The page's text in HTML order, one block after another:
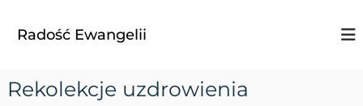
Radość Ewangelii
Rekolekcje uzdrowienia